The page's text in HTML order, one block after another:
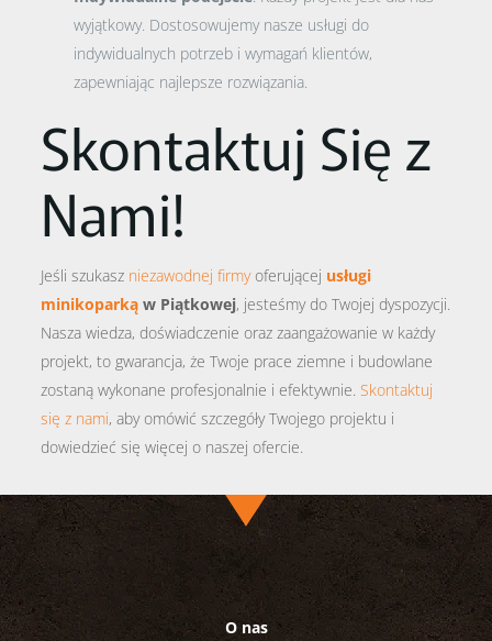
wyjątkowy. Dostosowujemy nasze usługi do
indywidualnych potrzeb i wymagań klientów,
zapewniając najlepsze rozwiązania.
Skontaktuj Się z
Nami!
Jeśli szukasz niezawodnej firmyoferującej usługi
minikoparkąw Piątkowej, jesteśmy do Twojej dyspozycji.
Nasza wiedza, doświadczenie oraz zaangażowanie w każdy
projekt, to gwarancja, że Twoje prace ziemne i budowlane
zostaną wykonane profesjonalnie i efektywnie. Skontaktuj
się z nami, aby omówić szczegóły Twojego projektu i
dowiedzieć się więcej o naszej ofercie.
O nas